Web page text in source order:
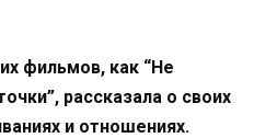
фильмов, как “Не
рассказала о своих
и отношениях.